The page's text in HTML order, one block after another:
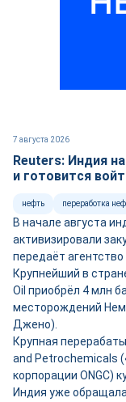
7 августа 2026
Reuters: Индия
и готовится
нефть переработка
В начале августа
активизировали
передаёт агентство
Крупнейший в
Oil приобрёл 4 млн
месторождений
Джено).
Крупная
and Petrochemicals
корпорации ONGC)
Индия уже